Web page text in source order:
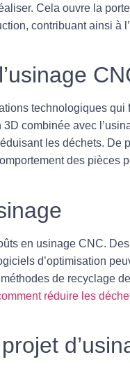
Cela ouvre la
contribuant ainsi à
technologiques qui
combinée avec
les déchets. De
des pièces
en usinage CNC.
d’optimisation
de recyclage
réduire les